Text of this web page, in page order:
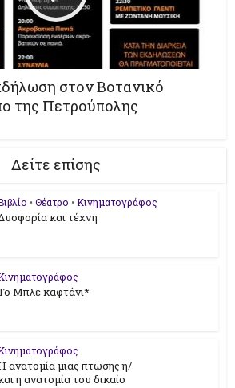
στον Βοτανικό
της Πετρούπολης
Δείτε επίσης
• Θέατρο • Κινηματογράφος
και τέχνη
Μπλε καφτάνι*
ανατομία μιας πτώσης ή/
η ανατομία του δικαίο